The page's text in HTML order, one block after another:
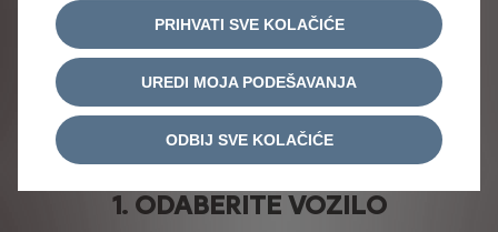
1. ODABERITE VOZILO
UREDI MOJA PODEŠAVANJA
PRIHVATI SVE KOLAČIĆE
ODBIJ SVE KOLAČIĆE